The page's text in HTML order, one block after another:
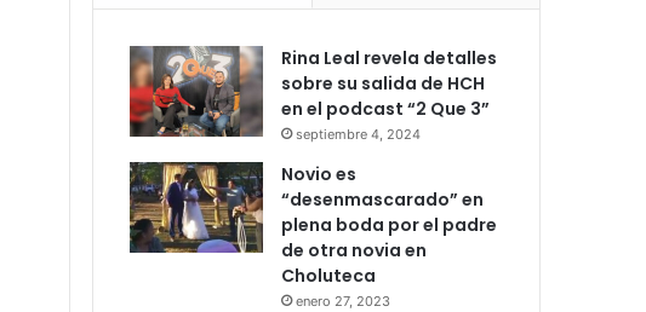
Rina Leal revela detalles
sobre su salida de HCH
en el podcast “2 Que 3”
septiembre 4, 2024
Novio es
“desenmascarado” en
plena boda por el padre
de otra novia en
Choluteca
enero 27, 2023